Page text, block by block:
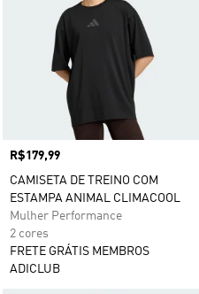
Preço
R$179,99
CAMISETA DE TREINO COM
ESTAMPA ANIMAL CLIMACOOL
Mulher Performance
2 cores
FRETE GRÁTIS MEMBROS
ADICLUB